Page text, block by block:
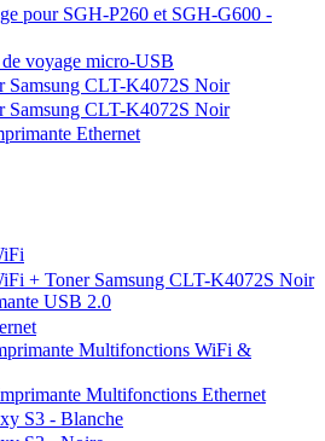
pour SGH-P260 et SGH-G600 -
de voyage micro-USB
Samsung CLT-K4072S Noir
Samsung CLT-K4072S Noir
Ethernet
+ Toner Samsung CLT-K4072S Noir
USB 2.0
Multifonctions WiFi &
Multifonctions Ethernet
S3 - Blanche